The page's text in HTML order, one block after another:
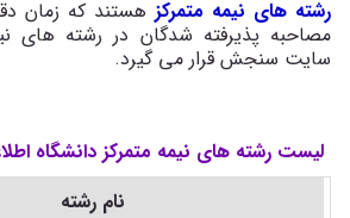
رشته های نیمه متمرکز هستند که زمان
مصاحبه پذیرفته شدگان در رشته های
سایت سنجش قرار می گیرد.
لیست رشته های نیمه متمرکز دانشگاه
نام رشته